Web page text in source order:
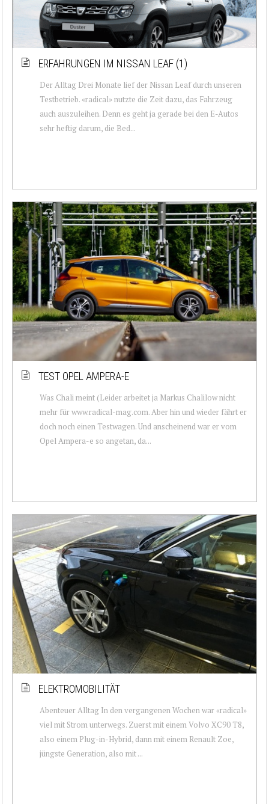
ERFAHRUNGEN IM NISSAN LEAF (1)
Der Alltag Drei Monate lief der Nissan Leaf durch unseren
Testbetrieb. «radical» nutzte die Zeit dazu, das Fahrzeug
auch auszuleihen. Denn es geht ja gerade bei den E-Autos
sehr heftig darum, die Bed...
TEST OPEL AMPERA-E
Was Chali meint (Leider arbeitet ja Markus Chalilow nicht
mehr für www.radical-mag.com. Aber hin und wieder fährt er
doch noch einen Testwagen. Und anscheinend war er vom
Opel Ampera-e so angetan, da...
ELEKTROMOBILITÄT
Abenteuer Alltag In den vergangenen Wochen war «radical»
viel mit Strom unterwegs. Zuerst mit einem Volvo XC90 T8,
also einem Plug-in-Hybrid, dann mit einem Renault Zoe,
jüngste Generation, also mit ...